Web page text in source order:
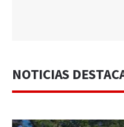
NOTICIAS